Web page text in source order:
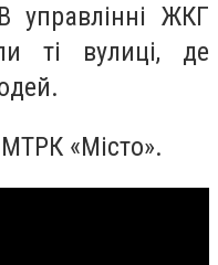
управлінні ЖКГ
ті вулиці, де
«Місто».